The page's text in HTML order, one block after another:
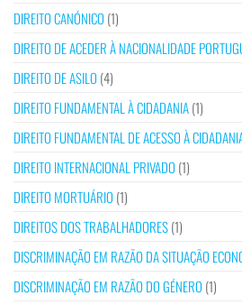
DIREITO CANÓNICO (1)
DIREITO DE ACEDER À NACIONALIDADE
DIREITO DE ASILO (4)
DIREITO FUNDAMENTAL À CIDADANIA(1)
DIREITO FUNDAMENTAL DE ACESSO À
DIREITO INTERNACIONAL PRIVADO (1)
DIREITO MORTUÁRIO (1)
DIREITOS DOS TRABALHADORES(1)
DISCRIMINAÇÃO EM RAZÃO DA SITUAÇÃO
DISCRIMINAÇÃO EM RAZÃO DO GÉNERO (1)